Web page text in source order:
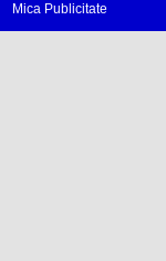
Mica Publicitate